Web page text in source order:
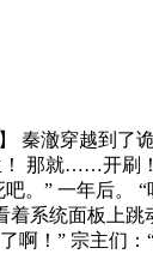
秦澈穿越到
那就……开刷
。” 一年后。
系统面板上
啊！” 宗主们